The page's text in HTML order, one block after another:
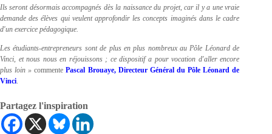
Ils seront désormais accompagnés dès la naissance du projet, car il y a une vraie
demande des élèves qui veulent approfondir les concepts imaginés dans le cadre
d'un exercice pédagogique.
Les étudiants-entrepreneurs sont de plus en plus nombreux au Pôle Léonard de
Vinci, et nous nous en réjouissons ; ce dispositif a pour vocation d'aller encore
plus loin » commentePascal Brouaye, Directeur Général du Pôle Léonard de
Vinci.
Partagez l'inspiration